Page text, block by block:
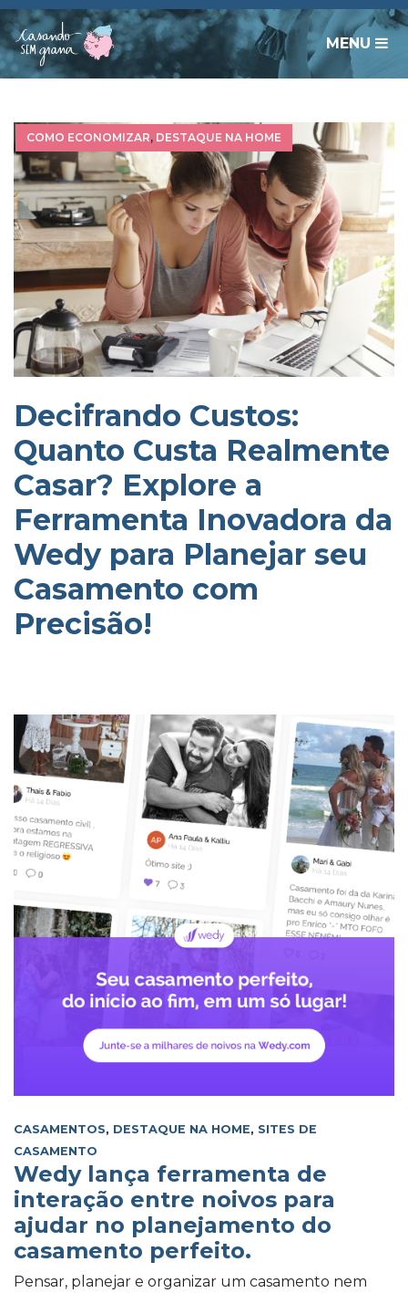
MENU
COMO ECONOMIZAR, DESTAQUE NA HOME
Decifrando Custos:
Quanto Custa Realmente
Casar? Explore a
Ferramenta Inovadora da
Wedy para Planejar seu
Casamento com
Precisão!
CASAMENTOS, DESTAQUE NA HOME, SITES DE
CASAMENTO
Wedy lança ferramenta de
interação entre noivos para
ajudar no planejamento do
casamento perfeito.
Pensar, planejar e organizar um casamento nem